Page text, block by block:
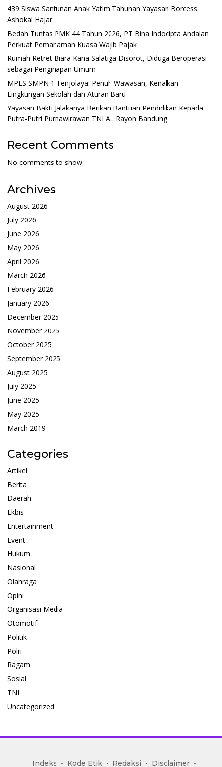
439 Siswa Santunan Anak Yatim Tahunan Yayasan Borcess
Ashokal Hajar
Bedah Tuntas PMK 44 Tahun 2026, PT Bina Indocipta Andalan
Perkuat Pemahaman Kuasa Wajib Pajak
Rumah Retret Biara Kana Salatiga Disorot, Diduga Beroperasi
sebagai Penginapan Umum
MPLS SMPN 1 Tenjolaya: Penuh Wawasan, Kenalkan
Lingkungan Sekolah dan Aturan Baru
Yayasan Bakti Jalakanya Berikan Bantuan Pendidikan Kepada
Putra-Putri Purnawirawan TNI AL Rayon Bandung
Recent Comments
No comments to show.
Archives
August 2026
July 2026
June 2026
May 2026
April 2026
March 2026
February 2026
January 2026
December 2025
November 2025
October 2025
September 2025
August 2025
July 2025
June 2025
May 2025
March 2019
Categories
Artikel
Berita
Daerah
Ekbis
Entertainment
Event
Hukum
Nasional
Olahraga
Opini
Organisasi Media
Otomotif
Politik
Polri
Ragam
Sosial
TNI
Uncategorized
mediakoran.com
Indeks Kode Etik Redaksi Disclaimer